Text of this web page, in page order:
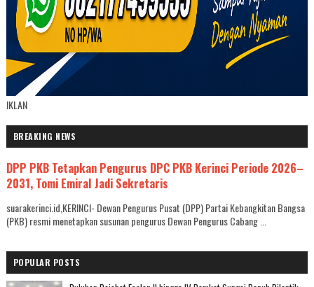
IKLAN
BREAKING NEWS
DPP PKB Tetapkan Pengurus DPC PKB Kerinci Periode 2026–
2031, Tomi Emiral Jadi Sekretaris
suarakerinci.id,KERINCI- Dewan Pengurus Pusat (DPP) Partai Kebangkitan Bangsa
(PKB) resmi menetapkan susunan pengurus Dewan Pengurus Cabang ...
POPULAR POSTS